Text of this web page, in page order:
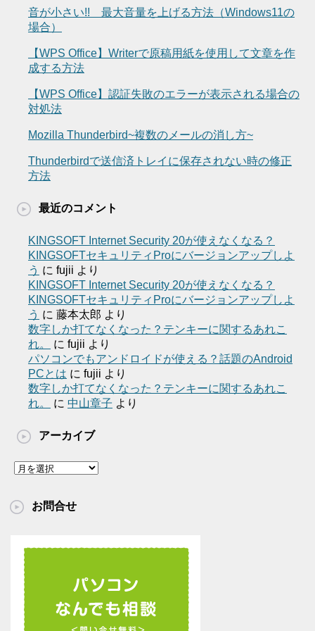
音が小さい!! 最大音量を上げる方法（Windows11の
場合）
【WPS Office】Writerで原稿用紙を使用して文章を作
成する方法
【WPS Office】認証失敗のエラーが表示される場合の
対処法
Mozilla Thunderbird~複数のメールの消し方~
Thunderbirdで送信済トレイに保存されない時の修正
方法
最近のコメント
KINGSOFT Internet Security 20が使えなくなる？
KINGSOFTセキュリティProにバージョンアップしよ
う に fujii より
KINGSOFT Internet Security 20が使えなくなる？
KINGSOFTセキュリティProにバージョンアップしよ
う に 藤本太郎 より
数字しか打てなくなった？テンキーに関するあれこ
れ。
に fujii より
パソコンでもアンドロイドが使える？話題のAndroid
PCとは に fujii より
数字しか打てなくなった？テンキーに関するあれこ
れ。
に 中山章子 より
アーカイブ
ア
イ
お問合せ